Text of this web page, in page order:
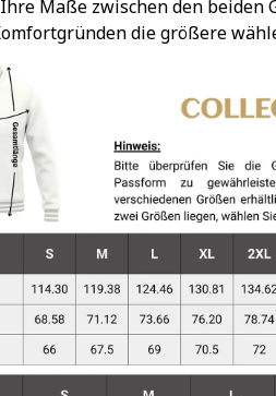
Maße zwischen den beiden
die größere